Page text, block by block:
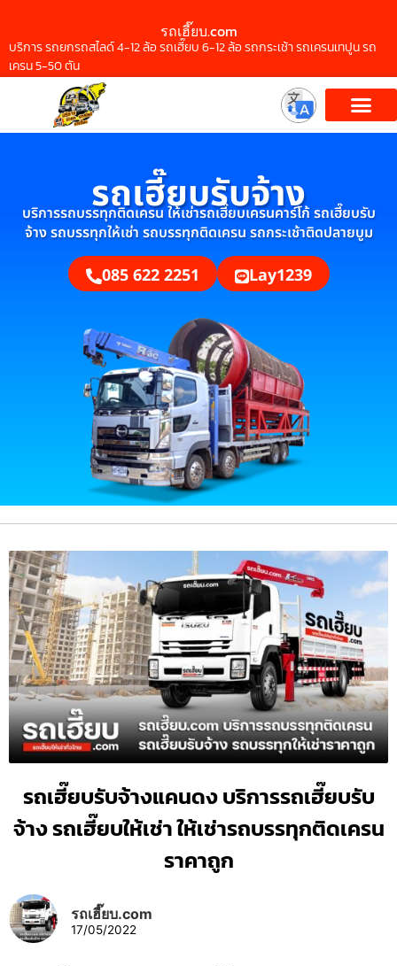
รถเฮี๊ยบ.com
บริการ รถยกรถสไลด์ 4-12 ล้อ รถเฮี๊ยบ 6-12 ล้อ รถกระเช้า รถเครนเทปูน รถ
เครน 5-50 ตัน
รถเฮี๊ยบรับจ้าง
บริการรถบรรทุกติดเครน ให้เช่ารถเฮี๊ยบเครนคาร์โก้ รถเฮี๊ยบรับ
จ้าง รถบรรทุกให้เช่า รถบรรทุกติดเครน รถกระเช้าติดปลายบูม
085 622 2251 Lay1239
รถเฮี๊ยบรับจ้างแคนดง บริการรถเฮี๊ยบรับ
จ้าง รถเฮี๊ยบให้เช่า ให้เช่ารถบรรทุกติดเครน
ราคาถูก
รถเฮี๊ยบ.com
17/05/2022